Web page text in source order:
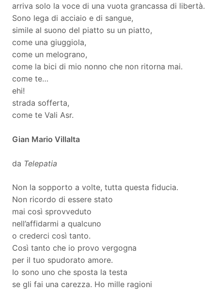
arriva solo la voce di una vuota grancassa di libertà.
Sono lega di acciaio e di sangue,
simile al suono del piatto su un piatto,
come una giuggiola,
come un melograno,
come la bici di mio nonno che non ritorna mai.
come te…
ehi!
strada sofferta,
come te Vali Asr.
Gian Mario Villalta
da Telepatia
Non la sopporto a volte, tutta questa fiducia.
Non ricordo di essere stato
mai così sprovveduto
nell’affidarmi a qualcuno
o crederci così tanto.
Così tanto che io provo vergogna
per il tuo spudorato amore.
Io sono uno che sposta la testa
se gli fai una carezza. Ho mille ragioni